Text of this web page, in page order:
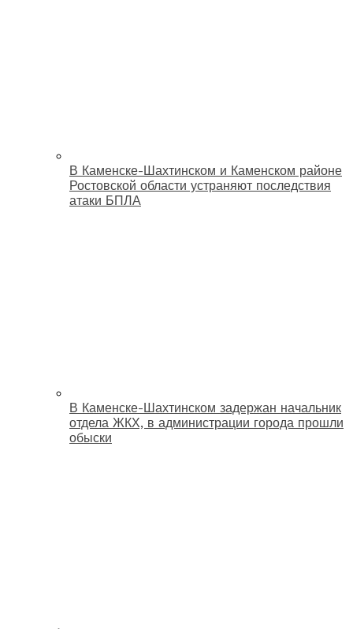
В Каменске-Шахтинском и Каменском районе
Ростовской области устраняют последствия
атаки БПЛА
В Каменске-Шахтинском задержан начальник
отдела ЖКХ, в администрации города прошли
обыски